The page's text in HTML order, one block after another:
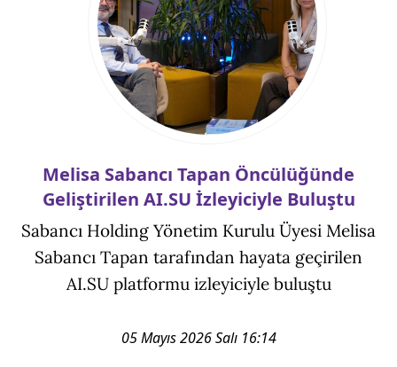
Melisa Sabancı Tapan Öncülüğünde
Geliştirilen AI.SU İzleyiciyle Buluştu
Sabancı Holding Yönetim Kurulu Üyesi Melisa
Sabancı Tapan tarafından hayata geçirilen
AI.SU platformu izleyiciyle buluştu
05 Mayıs 2026 Salı 16:14